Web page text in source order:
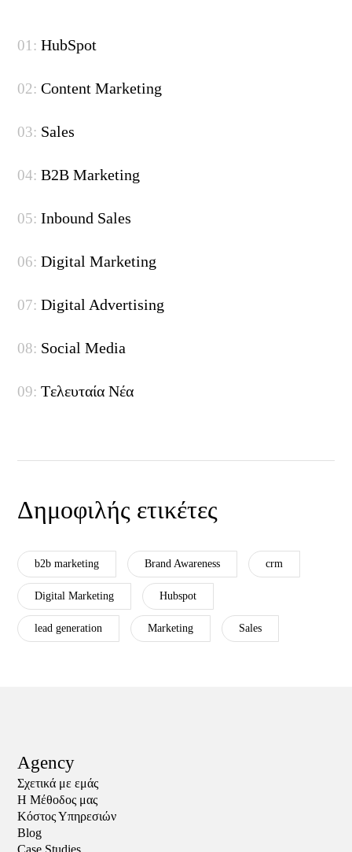
HubSpot
Content Marketing
Sales
B2B Marketing
Inbound Sales
Digital Marketing
Digital Advertising
Social Media
Tελευταία Nέα
Δημοφιλής ετικέτες
b2b marketing Brand Awareness crm
Digital Marketing Hubspot
lead generation Marketing Sales
Agency
Σχετικά με εμάς
Η Μέθοδος μας
Κόστος Υπηρεσιών
Blog
Case Studies